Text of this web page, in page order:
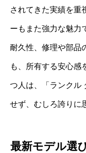
されてきた実績を重
ーもまた強力な魅力
耐久性、修理や部品
も、所有する安心感
つ人は、「ランクル
せず、むしろ誇りに
最新モデル選